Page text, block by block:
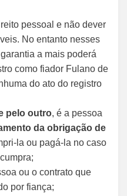
pessoal e não dever
No entanto nesses
a mais poderá
como fiador Fulano de
do ato do registro
pelo outro, é a pessoa
da obrigação de
la ou pagá-la no caso
ou o contrato que
por fiança;